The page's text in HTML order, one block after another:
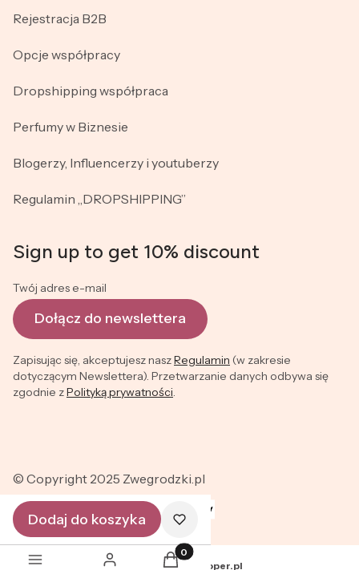
Rejestracja B2B
Opcje współpracy
Dropshipping współpraca
Perfumy w Biznesie
Blogerzy, Influencerzy i youtuberzy
Regulamin „DROPSHIPPING”
Sign up to get 10% discount
Twój adres e-mail
Dołącz do newslettera
Zapisując się, akceptujesz naszRegulamin (w zakresie
dotyczącym Newslettera). Przetwarzanie danych odbywa się
zgodnie zPolityką prywatności
© Copyright 2025 Zwegrodzki.pl
Sklep internetowy Shoper.pl
Dodaj do koszyka
Produkty w koszyku: 0. Zobacz